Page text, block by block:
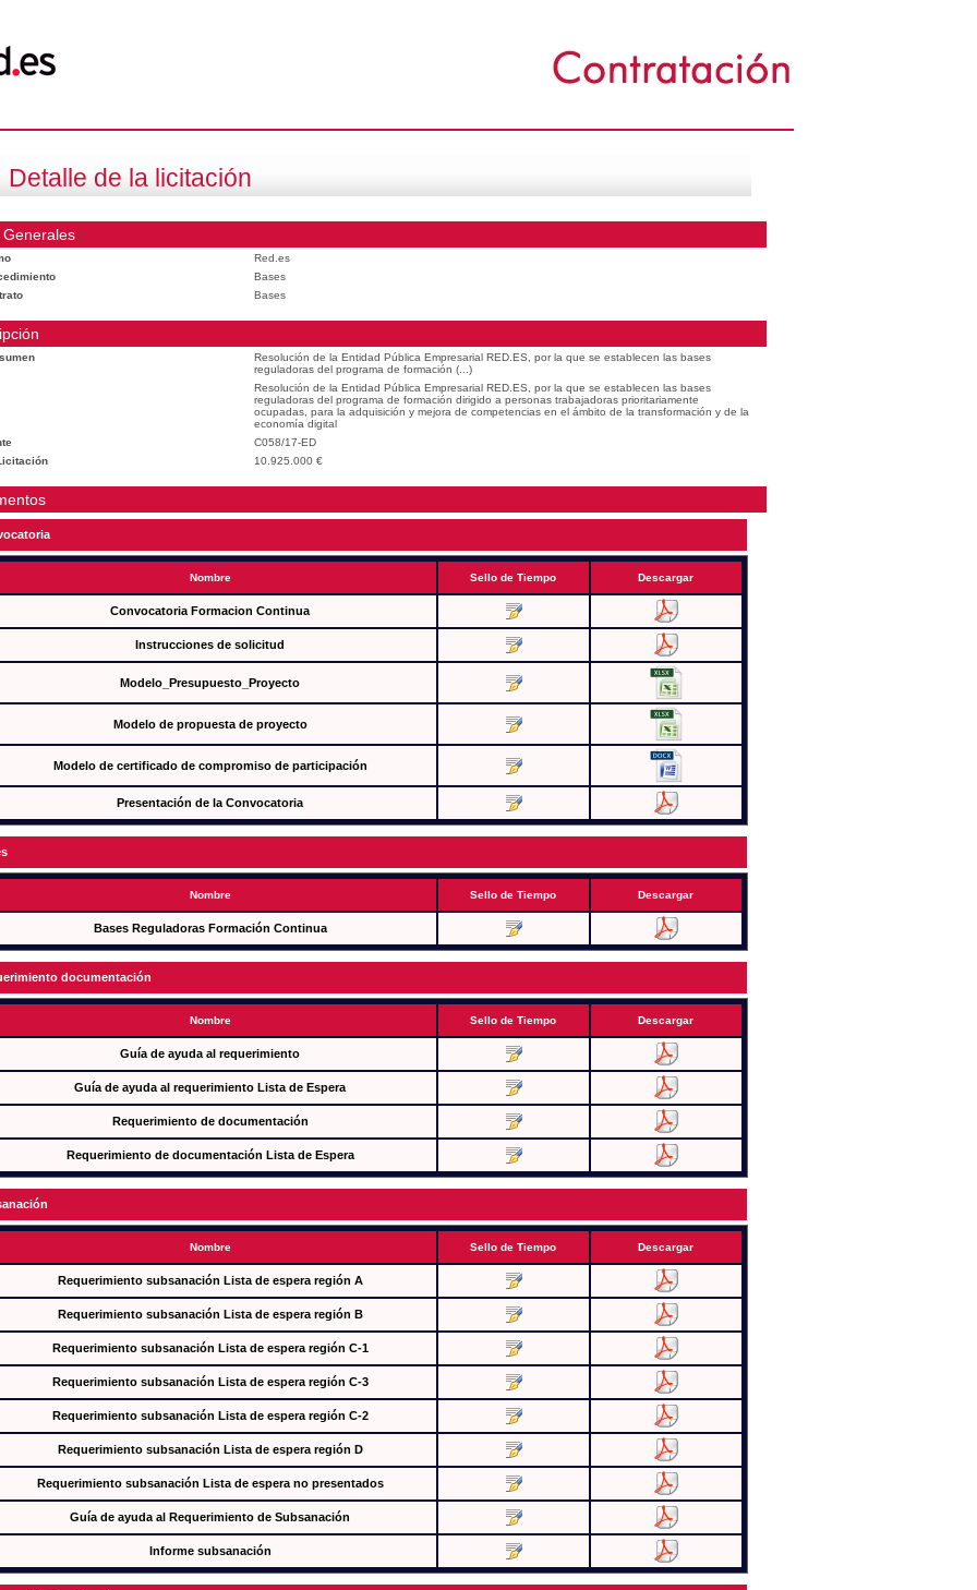
Detalle de la licitación
Red.es
Bases
Bases
Resolución de la Entidad Pública Empresarial RED.ES, por la que se establecen las bases
reguladoras del programa de formación (...)
Resolución de la Entidad Pública Empresarial RED.ES, por la que se establecen las bases
reguladoras del programa de formación dirigido a personas trabajadoras prioritariamente
ocupadas, para la adquisición y mejora de competencias en el ámbito de la transformación y de la
economía digital
C058/17-ED
10.925.000 €
Nombre Sello de Tiempo Descargar
Convocatoria Formacion Continua
Instrucciones de solicitud
Modelo_Presupuesto_Proyecto
Modelo de propuesta de proyecto
Modelo de certificado de compromiso de participación
Presentación de la Convocatoria
Nombre Sello de Tiempo Descargar
Bases Reguladoras Formación Continua
documentación
Nombre Sello de Tiempo Descargar
Guía de ayuda al requerimiento
Guía de ayuda al requerimiento Lista de Espera
Requerimiento de documentación
Requerimiento de documentación Lista de Espera
Nombre Sello de Tiempo Descargar
Requerimiento subsanación Lista de espera región A
Requerimiento subsanación Lista de espera región B
Requerimiento subsanación Lista de espera región C-1
Requerimiento subsanación Lista de espera región C-3
Requerimiento subsanación Lista de espera región C-2
Requerimiento subsanación Lista de espera región D
Requerimiento subsanación Lista de espera no presentados
Guía de ayuda al Requerimiento de Subsanación
Informe subsanación